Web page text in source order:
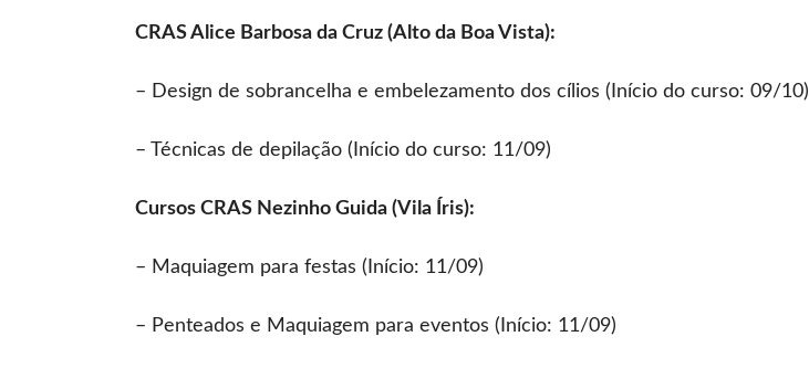
CRAS Alice Barbosa da Cruz (Alto da Boa Vista):
– Design de sobrancelha e embelezamento dos cílios (Início do curso: 09/10)
– Técnicas de depilação (Início do curso: 11/09)
Cursos CRAS Nezinho Guida (Vila Íris):
– Maquiagem para festas (Início: 11/09)
– Penteados e Maquiagem para eventos (Início: 11/09)